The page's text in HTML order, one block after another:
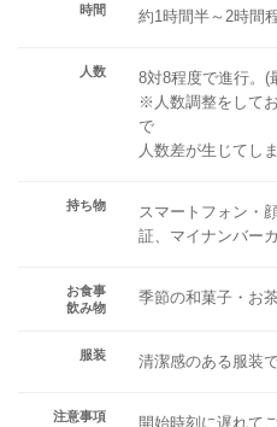
時間 約1時間半～2時間
人数
8対8程度で進行。(
※人数調整をして
で
人数差が生じてし
持ち物
スマートフォン・
証、マイナンバー
お食事
飲み物
季節の和菓子・お
服装 清潔感のある服装
注意事項 開始時刻に遅れて